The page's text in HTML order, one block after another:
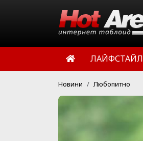
ЛАЙФСТАЙЛ
Новини Любопитно